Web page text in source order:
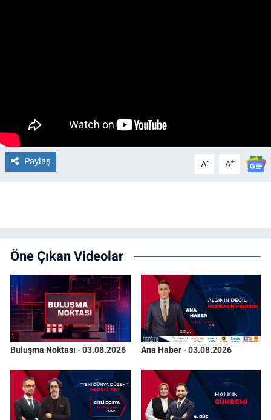
Paylaş A- A+
Öne Çıkan Videolar
Buluşma Noktası - 03.08.2026 Ana Haber - 03.08.2026